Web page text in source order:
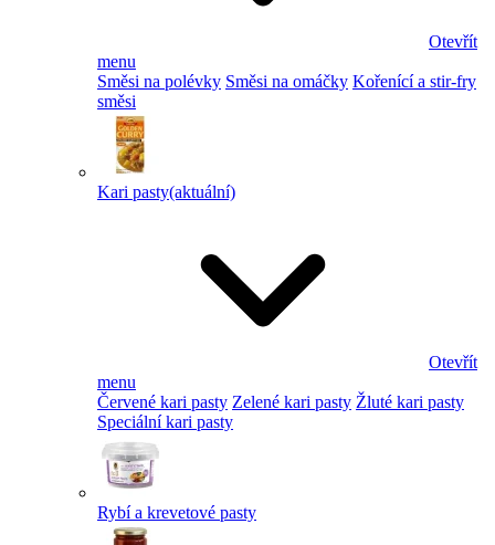
Otevřít
menu
Směsi na polévky Směsi na omáčky Kořenící a stir-fry
směsi
Kari pasty(aktuální)
Otevřít
menu
Červené kari pasty Zelené kari pasty Žluté kari pasty
Speciální kari pasty
Rybí a krevetové pasty